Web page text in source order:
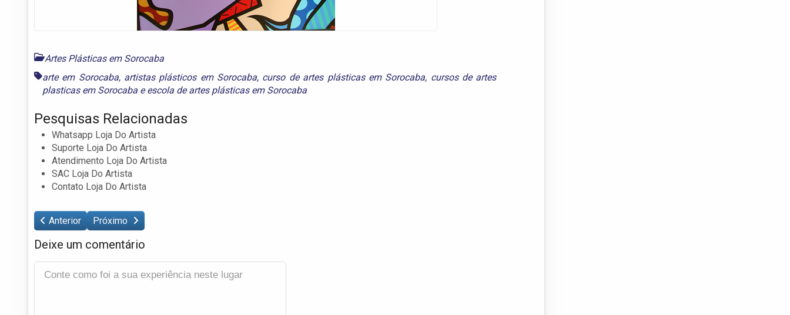
Artes Plásticas em Sorocaba
arte em Sorocaba, artistas plásticos em Sorocaba, curso de artes plásticas em Sorocaba, cursos de artes
plasticas em Sorocaba eescola de artes plásticas em Sorocaba
Pesquisas Relacionadas
Whatsapp Loja Do Artista
Suporte Loja Do Artista
Atendimento Loja Do Artista
SAC Loja Do Artista
Contato Loja Do Artista
Anterior Próximo
Deixe um comentário